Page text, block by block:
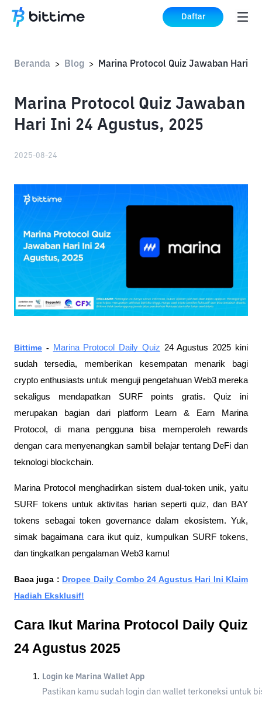
Daftar
Beranda > Blog >
Marina Protocol Quiz Jawaban
Hari Ini 24 Agustus, 2025
2025-08-24
Bittime - Marina Protocol Daily Quiz 24 Agustus 2025 kini
sudah tersedia, memberikan kesempatan menarik bagi
crypto enthusiasts untuk menguji pengetahuan Web3 mereka
sekaligus mendapatkan SURF points gratis. Quiz ini
merupakan bagian dari platform Learn & Earn Marina
Protocol, di mana pengguna bisa memperoleh rewards
dengan cara menyenangkan sambil belajar tentang DeFi dan
teknologi blockchain.
Marina Protocol menghadirkan sistem dual-token unik, yaitu
SURF tokens untuk aktivitas harian seperti quiz, dan BAY
tokens sebagai token governance dalam ekosistem. Yuk,
simak bagaimana cara ikut quiz, kumpulkan SURF tokens,
dan tingkatkan pengalaman Web3 kamu!
Baca juga : Dropee Daily Combo 24 Agustus Hari Ini Klaim
Hadiah Eksklusif!
Cara Ikut Marina Protocol Daily Quiz
24 Agustus 2025
Login ke Marina Wallet App
Pastikan kamu sudah login dan wallet terkoneksi untuk